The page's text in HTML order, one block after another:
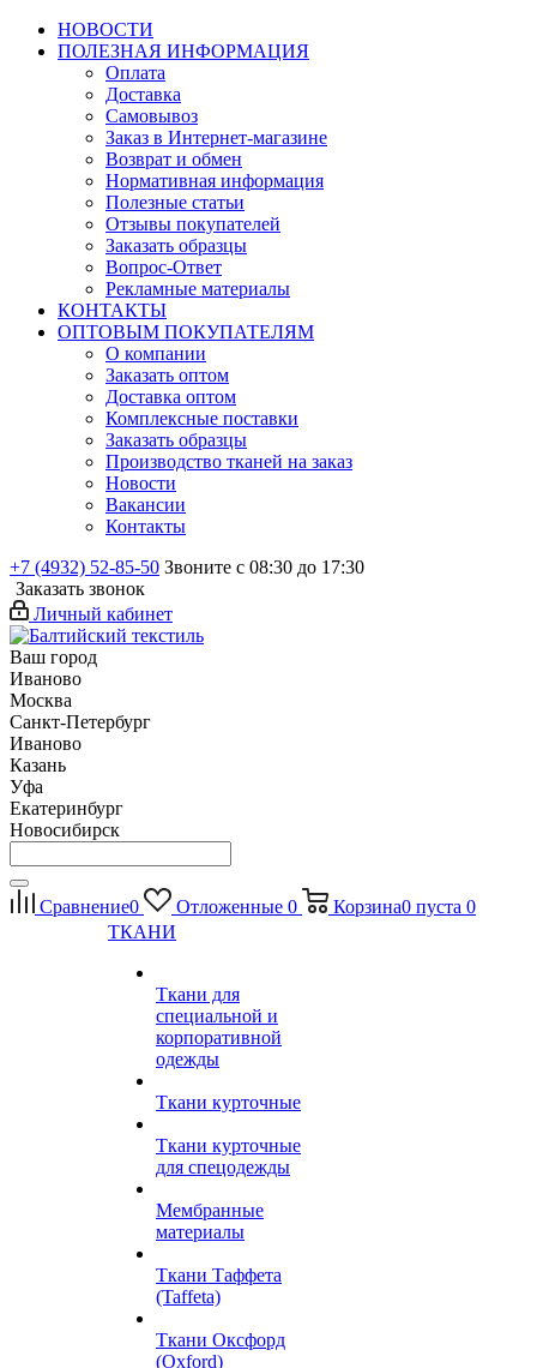
НОВОСТИ
ПОЛЕЗНАЯ ИНФОРМАЦИЯ
Оплата
Доставка
Самовывоз
Заказ в Интернет-магазине
Возврат и обмен
Нормативная информация
Полезные статьи
Отзывы покупателей
Заказать образцы
Вопрос-Ответ
Рекламные материалы
КОНТАКТЫ
ОПТОВЫМ ПОКУПАТЕЛЯМ
О компании
Заказать оптом
Доставка оптом
Комплексные поставки
Заказать образцы
Производство тканей на заказ
Новости
Вакансии
Контакты
+7 (4932) 52-85-50 Звоните с 08:30 до 17:30
Заказать звонок
Личный кабинет
Ваш город
Иваново
Москва
Санкт-Петербург
Иваново
Казань
Уфа
Екатеринбург
Новосибирск
Сравнение0 Отложенные 0 Корзина0 пуста 0
ТКАНИ
Ткани для
специальной и
корпоративной
одежды
Ткани курточные
Ткани курточные
для спецодежды
Мембранные
материалы
Ткани Таффета
(Taffeta)
Ткани Оксфорд
(Oxford)